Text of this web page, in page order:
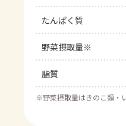
たんぱく質
野菜摂取量※
脂質
※野菜摂取量はきのこ類・